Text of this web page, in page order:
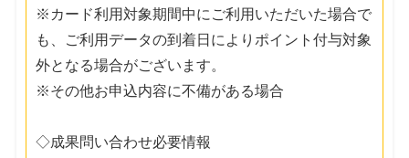
※カード利用対象期間中にご利用いただいた場合で
も、ご利用データの到着日によりポイント付与対象
外となる場合がございます。
※その他お申込内容に不備がある場合
◇成果問い合わせ必要情報